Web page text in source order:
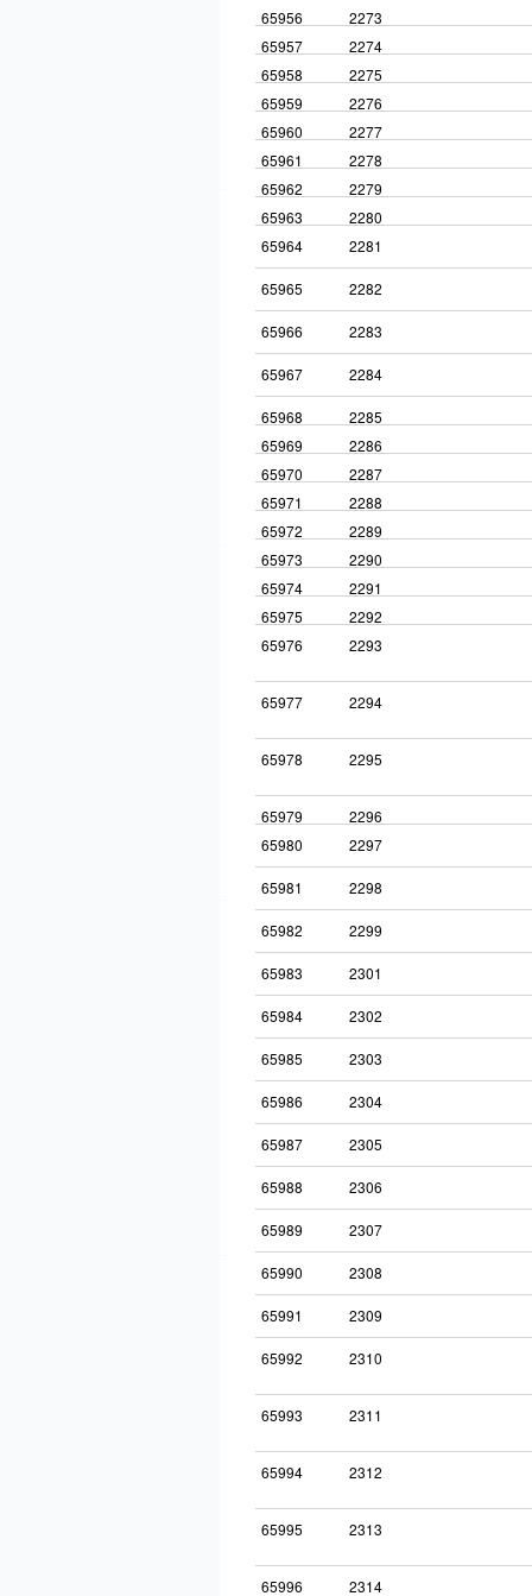
65956
2273
65957
2274
65958
2275
65959
2276
65960
2277
65961
2278
65962
2279
65963
2280
65964
2281
65965 2282
65966 2283
65967 2284
65968
2285
65969
2286
65970
2287
65971
2288
65972
2289
65973
2290
65974
2291
65975
2292
65976
2293
65977 2294
65978 2295
65979
2296
65980
2297
65981 2298
65982 2299
65983 2301
65984 2302
65985 2303
65986 2304
65987 2305
65988 2306
65989 2307
65990 2308
65991 2309
65992 2310
65993 2311
65994 2312
65995 2313
65996 2314